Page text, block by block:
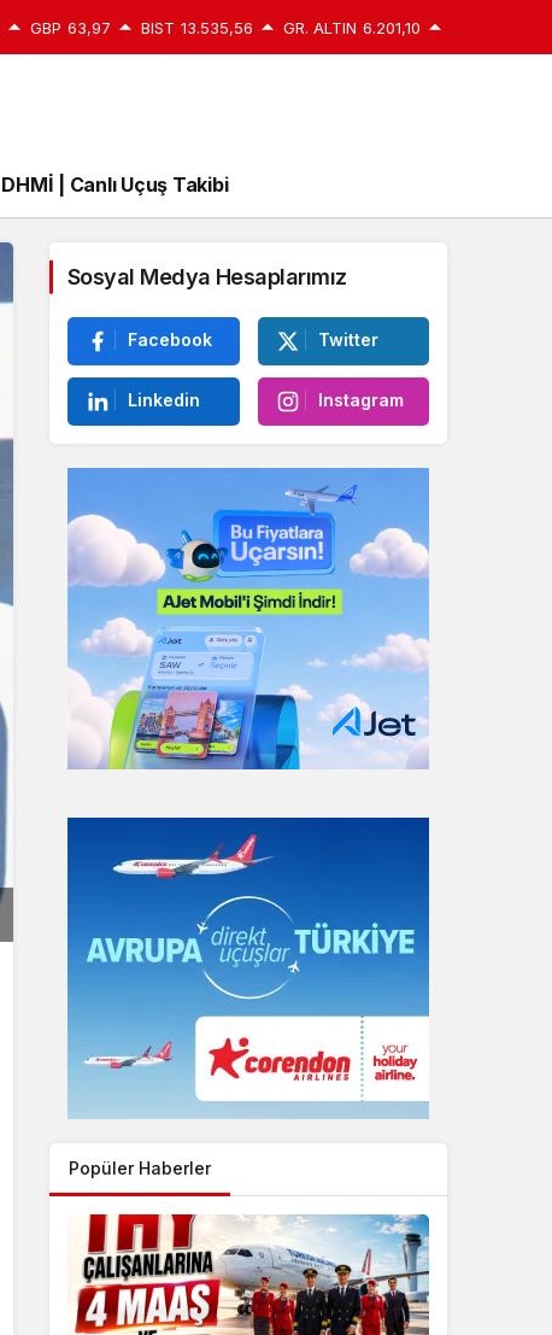
GBP 63,97 BIST 13.535,56 GR. ALTIN 6.201,10
DHMİ | Canlı Uçuş Takibi
Sosyal Medya Hesaplarımız
Facebook Twitter
Linkedin Instagram
Popüler Haberler